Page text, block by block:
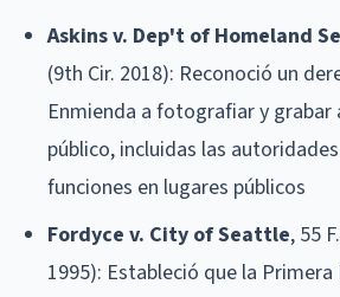
Askins v. Dep't of Homeland
(9th Cir. 2018): Reconoció un
Enmienda a fotografiar y grabar
público, incluidas las
funciones en lugares públicos
Fordyce v. City of Seattle, 55
1995): Estableció que la